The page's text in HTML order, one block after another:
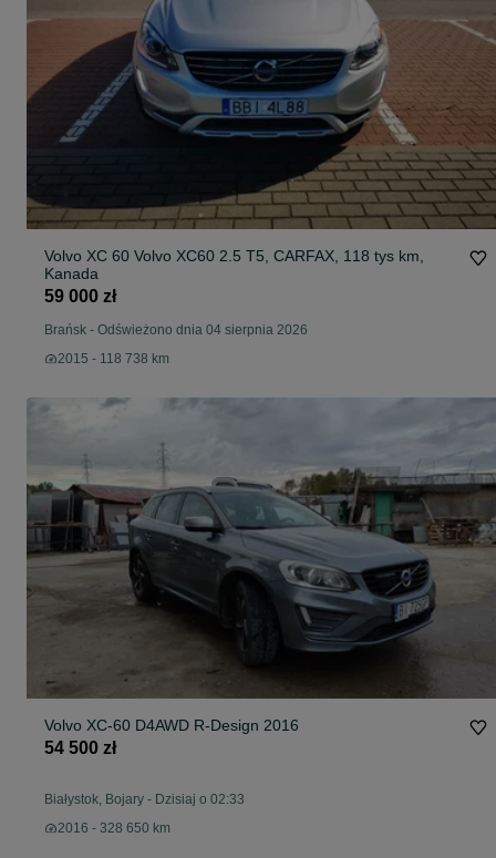
Volvo XC 60 Volvo XC60 2.5 T5, CARFAX, 118 tys km,
Kanada
59 000 zł
Brańsk - Odświeżono dnia 04 sierpnia 2026
2015 - 118 738 km
Volvo XC-60 D4AWD R-Design 2016
54 500 zł
Białystok, Bojary - Dzisiaj o 02:33
2016 - 328 650 km